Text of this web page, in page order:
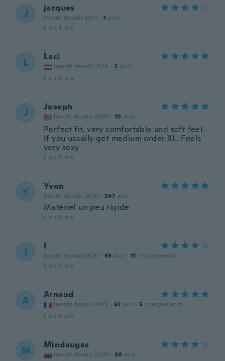
J jacques
Inscrit depuis 2021 · 1 avis
il y a 5 ans
L Laci
Inscrit depuis 2016 · 2 avis
il y a 5 ans
J Joseph
Inscrit depuis 2020 · 10 avis
Perfect fit, very comfortable and soft feel.
If you usually get medium order XL. Feels
very sexy
il y a 5 ans
Y Yvon
Inscrit depuis 2020 · 247 avis
Matériel un peu rigide
il y a 5 ans
I I
Inscrit depuis 2020 · 63 avis · 11 chargements
il y a 5 ans
A Arnaud
Inscrit depuis 2015 · 61 avis · 5 chargements
il y a 5 ans
M Mindaugas
Inscrit depuis 2020 · 30 avis